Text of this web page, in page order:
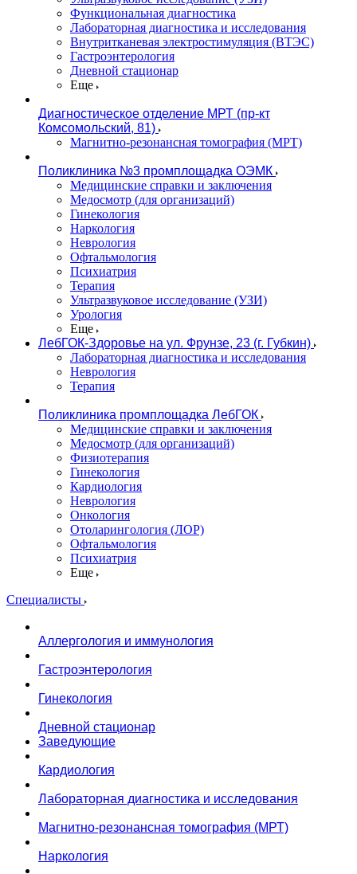
Функциональная диагностика
Лабораторная диагностика и исследования
Внутритканевая электростимуляция (ВТЭС)
Гастроэнтерология
Дневной стационар
Еще
Диагностическое отделение МРТ (пр-кт
Комсомольский, 81)
Магнитно-резонансная томография (МРТ)
Поликлиника №3 промплощадка ОЭМК
Медицинские справки и заключения
Медосмотр (для организаций)
Гинекология
Наркология
Неврология
Офтальмология
Психиатрия
Терапия
Ультразвуковое исследование (УЗИ)
Урология
Еще
ЛебГОК-Здоровье на ул. Фрунзе, 23 (г. Губкин)
Лабораторная диагностика и исследования
Неврология
Терапия
Поликлиника промплощадка ЛебГОК
Медицинские справки и заключения
Медосмотр (для организаций)
Физиотерапия
Гинекология
Кардиология
Неврология
Онкология
Отоларингология (ЛОР)
Офтальмология
Психиатрия
Еще
Специалисты
Аллергология и иммунология
Гастроэнтерология
Гинекология
Дневной стационар
Заведующие
Кардиология
Лабораторная диагностика и исследования
Магнитно-резонансная томография (МРТ)
Наркология